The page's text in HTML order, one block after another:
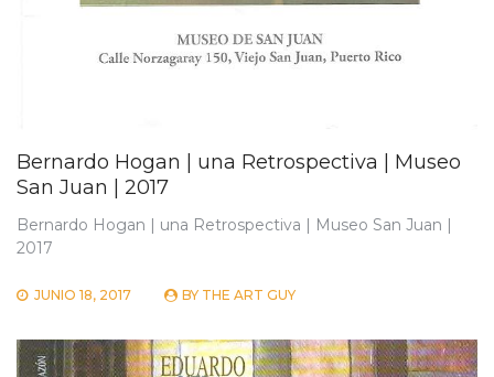
Bernardo Hogan | una Retrospectiva | Museo
San Juan | 2017
Bernardo Hogan | una Retrospectiva | Museo San Juan |
2017
JUNIO 18, 2017 BY THE ART GUY